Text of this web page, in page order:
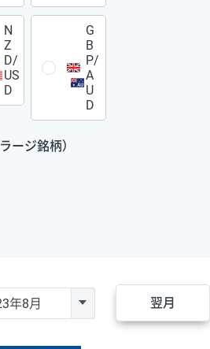
N
Z
D/
US
D
G
B
P/
A
U
D
ージ銘柄）
翌月